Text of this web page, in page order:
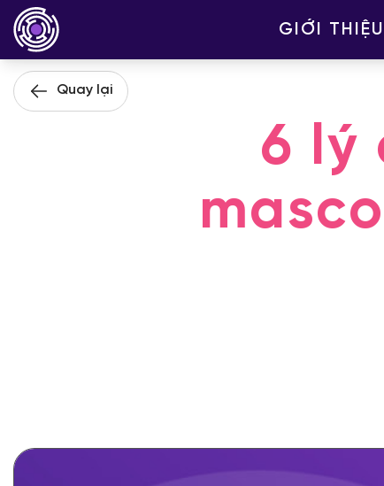
GIỚI THIỆU
Quay lại
6 lý